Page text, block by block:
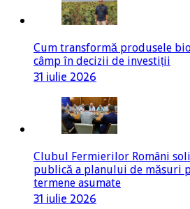
Cum transformă produsele
câmp în decizii de investiții
31 iulie 2026
Clubul Fermierilor Români
publică a planului de măsuri
termene asumate
31 iulie 2026